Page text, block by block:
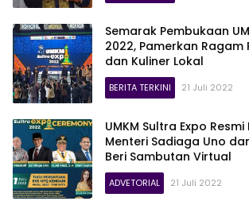
Semarak Pembukaan
2022, Pamerkan Ragam
dan Kuliner Lokal
BERITA TERKINI 21 Juli 2022
UMKM Sultra Expo
Menteri Sadiaga Uno
Beri Sambutan Virtual
ADVETORIAL 21 Juli 2022